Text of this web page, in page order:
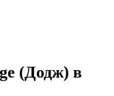
(Додж) в